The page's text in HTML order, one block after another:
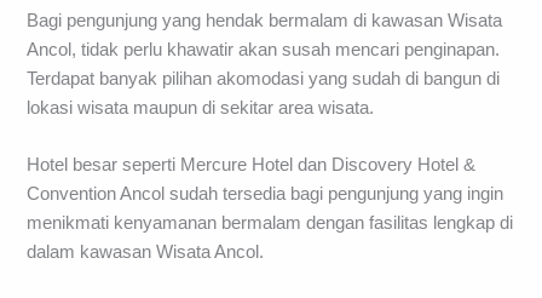
Bagi pengunjung yang hendak bermalam di kawasan Wisata
Ancol, tidak perlu khawatir akan susah mencari penginapan.
Terdapat banyak pilihan akomodasi yang sudah di bangun di
lokasi wisata maupun di sekitar area wisata.
Hotel besar seperti Mercure Hotel dan Discovery Hotel &
Convention Ancol sudah tersedia bagi pengunjung yang ingin
menikmati kenyamanan bermalam dengan fasilitas lengkap di
dalam kawasan Wisata Ancol.